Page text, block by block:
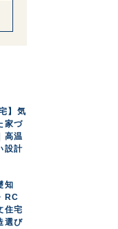
】気
家づ
高温
設計
知
RC
住宅
選び